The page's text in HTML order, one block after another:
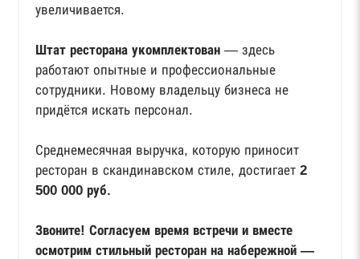
увеличивается.
Штат ресторана укомплектован — здесь
работают опытные и профессиональные
сотрудники. Новому владельцу бизнеса не
придётся искать персонал.
Среднемесячная выручка, которую приносит
ресторан в скандинавском стиле, достигает 2
500 000 руб.
Звоните! Согласуем время встречи и вместе
осмотрим стильный ресторан на набережной —